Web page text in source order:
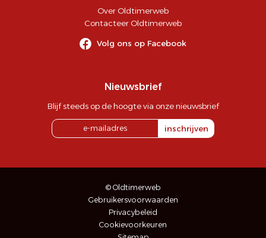
Over Oldtimerweb
Contacteer Oldtimerweb
Volg ons op Facebook
Nieuwsbrief
Blijf steeds op de hoogte via onze nieuwsbrief
inschrijven
© Oldtimerweb
Gebruikersvoorwaarden
Privacybeleid
Cookievoorkeuren